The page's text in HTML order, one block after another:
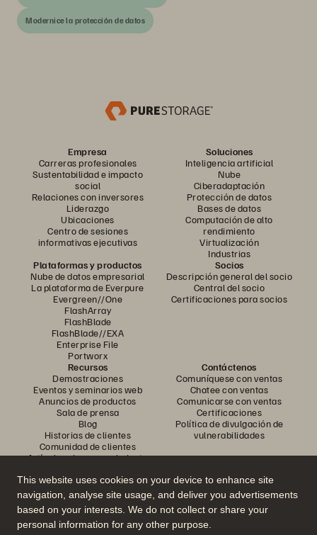
This website uses cookies on your device to enhance site
navigation, analyse site usage, and deliver you advertisements
based on your interests. We do not collect or share your
personal information for any other purpose.
Modernice la protección de datos
Empresa
Carreras profesionales
Sustentabilidad e impacto
social
Relaciones con inversores
Liderazgo
Ubicaciones
Centro de sesiones
informativas ejecutivas
Soluciones
Inteligencia artificial
Nube
Ciberadaptación
Protección de datos
Bases de datos
Computación de alto
rendimiento
Virtualización
Industrias
Plataformas y productos
Nube de datos empresarial
La plataforma de Everpure
Evergreen//One
FlashArray
FlashBlade
FlashBlade//EXA
Enterprise File
Portworx
Socios
Descripción general del socio
Central del socio
Certificaciones para socios
Recursos
Demostraciones
Eventos y seminarios web
Anuncios de productos
Sala de prensa
Blog
Historias de clientes
Comunidad de clientes
Artículo sobre conocimiento
Contáctenos
Comuníquese con ventas
Chatee con ventas
Comunicarse con ventas
Certificaciones
Política de divulgación de
vulnerabilidades
Únase a la conversación
Siga todos los canales sociales oficiales de Everpure